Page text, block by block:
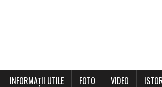
INFORMAȚII UTILE FOTO VIDEO